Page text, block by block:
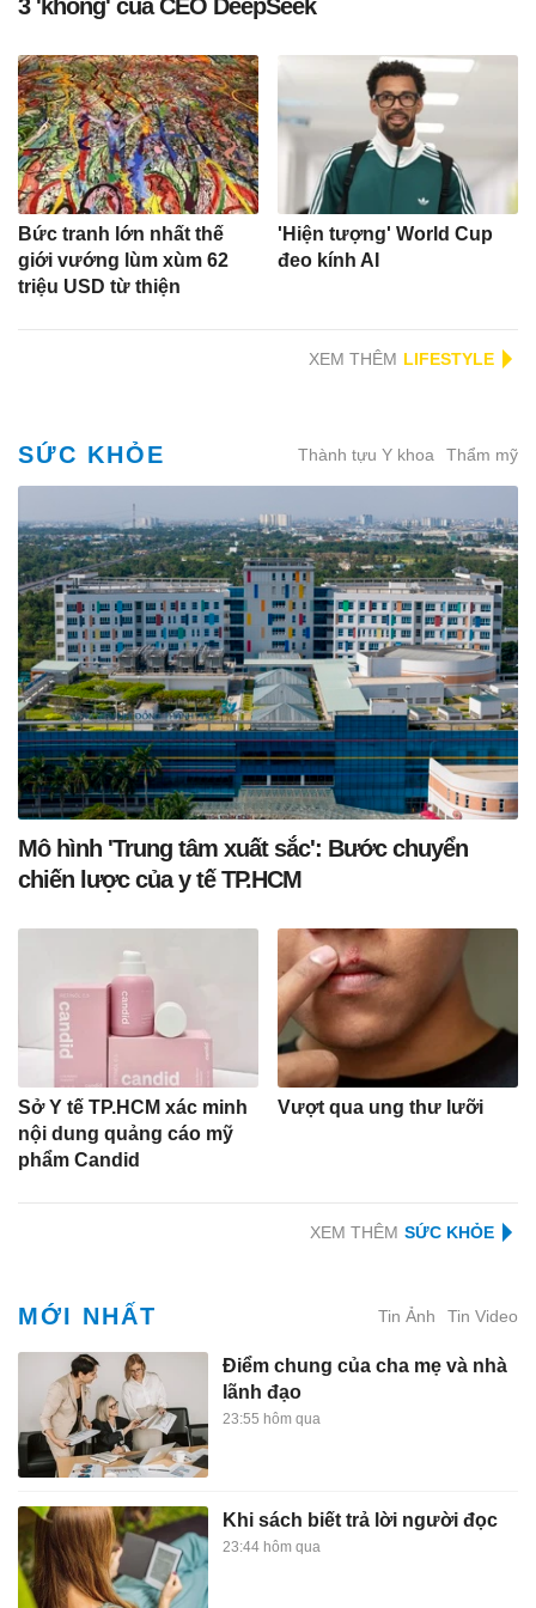
3 'không' của CEO DeepSeek
Bức tranh lớn nhất thế
giới vướng lùm xùm 62
triệu USD từ thiện
'Hiện tượng' World Cup
đeo kính AI
XEM THÊM
SỨC KHỎE Thành tựu Y khoa Thẩm mỹ
Mô hình 'Trung tâm xuất sắc': Bước chuyển
chiến lược của y tế TP.HCM
Sở Y tế TP.HCM xác minh
nội dung quảng cáo mỹ
phẩm Candid
Vượt qua ung thư lưỡi
XEM THÊM
MỚI NHẤT Tin Ảnh Tin Video
Điểm chung của cha mẹ và nhà
lãnh đạo
23:55 hôm qua
Khi sách biết trả lời người đọc
23:44 hôm qua